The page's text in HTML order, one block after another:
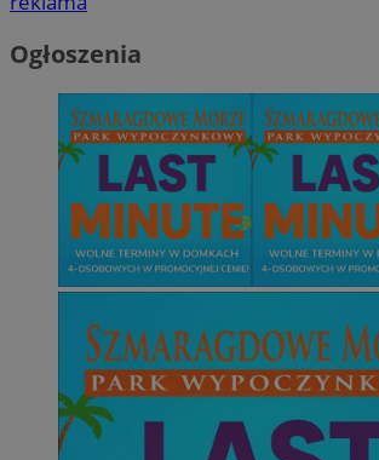
Ogłoszenia